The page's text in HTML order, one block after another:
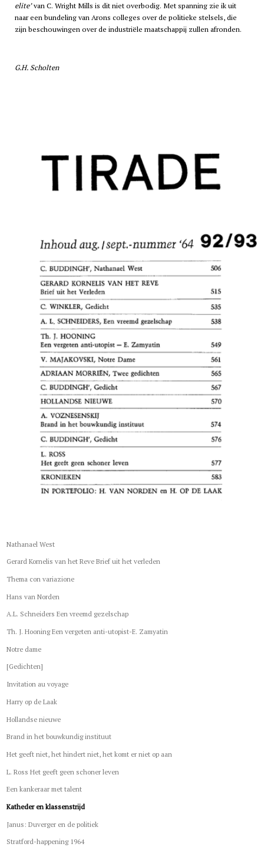
elite’van C. Wright Mills is dit niet overbodig. Met spanning zie ik uit
naar een bundeling van Arons colleges over de politieke stelsels, die
zijn beschouwingen over de industriële maatschappij zullen afronden.
G.H. Scholten
Nathanael West
Gerard Kornelis van het Reve Brief uit het verleden
Thema con variazione
Hans van Norden
A.L. Schneiders Een vreemd gezelschap
Th. J. Hooning Een vergeten anti-utopist-E. Zamyatin
Notre dame
[Gedichten]
Invitation au voyage
Harry op de Laak
Hollandse nieuwe
Brand in het bouwkundig instituut
Het geeft niet, het hindert niet, het komt er niet op aan
L. Ross Het geeft geen schoner leven
Een kankeraar met talent
Katheder en klassenstrijd
Janus: Duverger en de politiek
Stratford-happening 1964